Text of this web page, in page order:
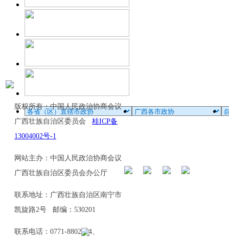
版权所有：中国人民政治协商会议
广西壮族自治区委员会 桂ICP备
13004002号-1
网站主办：中国人民政治协商会议
广西壮族自治区委员会办公厅
联系地址：广西壮族自治区南宁市
凯旋路2号 邮编：530201
联系电话：0771-8802114、